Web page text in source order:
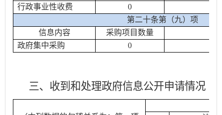
行政事业性收费
0
第二十条第（九）项
信息内容
采购项目数量
政府集中采购
0
三、收到和处理政府信息公开申请情况